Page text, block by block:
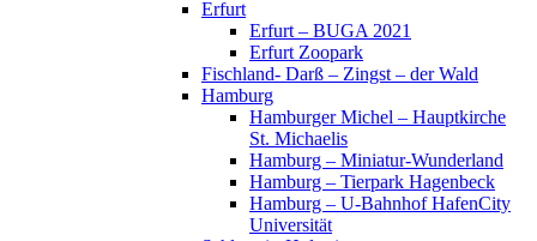
Erfurt
Erfurt – BUGA 2021
Erfurt Zoopark
Fischland- Darß – Zingst – der Wald
Hamburg
Hamburger Michel – Hauptkirche
St. Michaelis
Hamburg – Miniatur-Wunderland
Hamburg – Tierpark Hagenbeck
Hamburg – U-Bahnhof HafenCity
Universität